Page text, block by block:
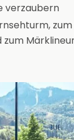
verzaubern
zum